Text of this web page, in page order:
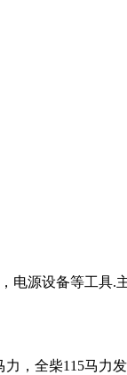
源设备等工具.
，全柴115马力